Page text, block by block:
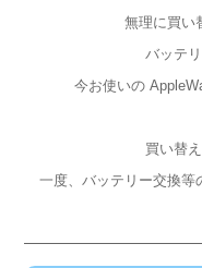
無理に買い
バッテ
今お使いの
買い替
一度、バッテリー交換等